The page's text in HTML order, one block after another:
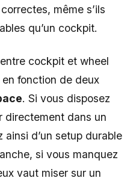
même s’ils
qu’un cockpit.
cockpit et wheel
fonction de deux
. Si vous disposez
directement dans un
d’un setup durable
si vous manquez
vaut miser sur un